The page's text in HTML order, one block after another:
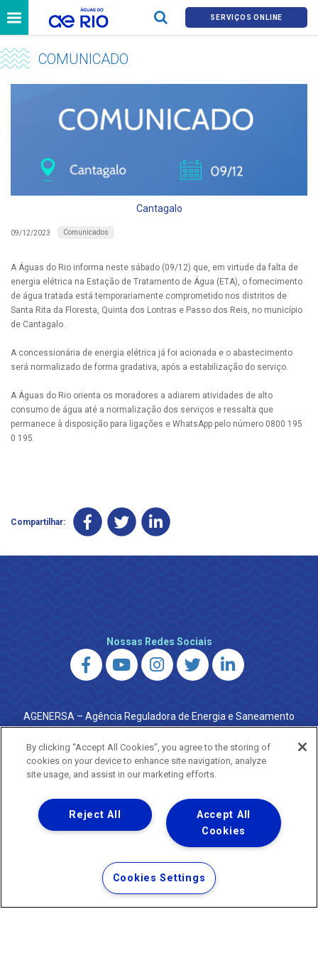
SERVIÇOS ONLINE
COMUNICADO
Cantagalo
09/12/2023 Comunicados
A Águas do Rio informa neste sábado (09/12) que, em virtude da falta de
energia elétrica na Estação de Tratamento de Água (ETA), o fornecimento
de água tratada está temporariamente comprometido nos distritos de
Santa Rita da Floresta, Quinta dos Lontras e Passo dos Reis, no município
de Cantagalo.
A concessionária de energia elétrica já foi acionada e o abastecimento
será normalizado de forma gradativa, após a estabilização do serviço.
A Águas do Rio orienta os moradores a adiarem atividades de alto
consumo de água até a normalização dos serviços e ressalta que
permanece à disposição para ligações e WhatsApp pelo número 0800 195
0 195.
Compartilhar:
Nossas Redes Sociais
AGENERSA – Agência Reguladora de Energia e Saneamento
do Estado do Rio de Janeiro
0800 024 9040 · (21) 2332-6457 (WhatsApp) ·
ouvidoria@agenersa.rj.gov.br/ouvidoria.agenersa@gmail.com
·http://www.agenersa.rj.gov.br
Uma empresa
Copyright ® 2026 - Todos os Direitos Reservados.
Termos Gerais de Uso de Sites e Aplicativos
Política de Privacidade e Proteção de Dados
By clicking “Accept All Cookies”, you agree to the storing of
cookies on your device to enhance site navigation, analyze
site usage, and assist in our marketing efforts.
Accept All
Cookies
Reject All
Cookies Settings